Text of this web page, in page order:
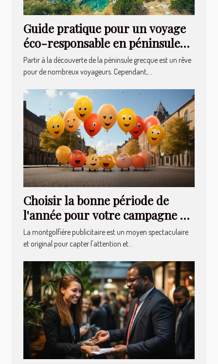
Guide pratique pour un voyage
éco-responsable en péninsule
grecque
Partir à la découverte de la péninsule grecque est un rêve
pour de nombreux voyageurs. Cependant,...
Choisir la bonne période de
l'année pour votre campagne en
montgolfière publicitaire
La montgolfière publicitaire est un moyen spectaculaire
et original pour capter l'attention et...